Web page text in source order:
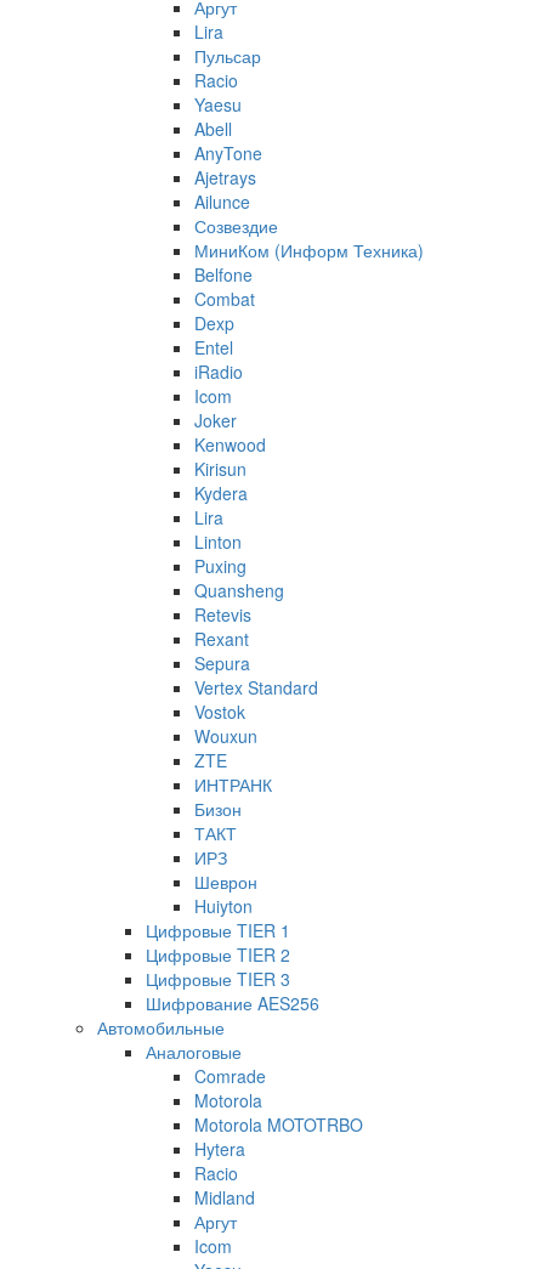
Аргут
Lira
Пульсар
Racio
Yaesu
Abell
AnyTone
Ajetrays
Ailunce
Созвездие
МиниКом (Информ Техника)
Belfone
Combat
Dexp
Entel
iRadio
Icom
Joker
Kenwood
Kirisun
Kydera
Lira
Linton
Puxing
Quansheng
Retevis
Rexant
Sepura
Vertex Standard
Vostok
Wouxun
ZTE
ИНТРАНК
Бизон
ТАКТ
ИРЗ
Шеврон
Huiyton
Цифровые TIER 1
Цифровые TIER 2
Цифровые TIER 3
Шифрование AES256
Автомобильные
Аналоговые
Comrade
Motorola
Motorola MOTOTRBO
Hytera
Racio
Midland
Аргут
Icom